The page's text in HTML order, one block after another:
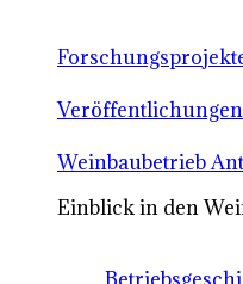
Veröffentlichungen
Weinbaubetrieb
Einblick in den